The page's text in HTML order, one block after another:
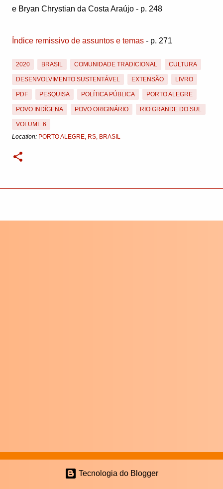
e Bryan Chrystian da Costa Araújo - p. 248
Índice remissivo de assuntos e temas - p. 271
2020 BRASIL COMUNIDADE TRADICIONAL CULTURA
DESENVOLVIMENTO SUSTENTÁVEL EXTENSÃO LIVRO
PDF PESQUISA POLÍTICA PÚBLICA PORTO ALEGRE
POVO INDÍGENA POVO ORIGINÁRIO RIO GRANDE DO SUL
VOLUME 6
Location: PORTO ALEGRE, RS, BRASIL
Tecnologia do Blogger